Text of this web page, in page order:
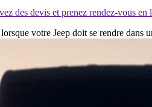
des devis et prenez rendez-vous en
votre Jeep doit se rendre dans